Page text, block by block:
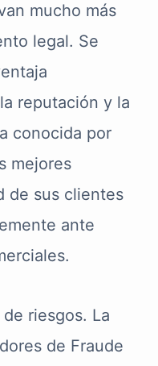
mucho más
legal. Se
reputación y la
conocida por
mejores
de sus clientes
ante
riesgos. La
de Fraude